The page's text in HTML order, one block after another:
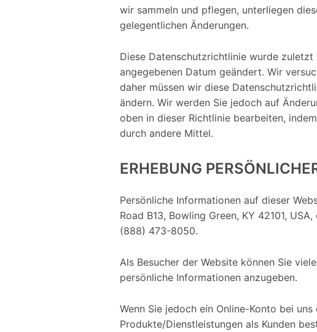
wir sammeln und pflegen, unterliegen
gelegentlichen Änderungen.
Diese Datenschutzrichtlinie wurde
angegebenen Datum geändert. Wir
daher müssen wir diese
ändern. Wir werden Sie jedoch auf
oben in dieser Richtlinie bearbeiten,
durch andere Mittel.
ERHEBUNG
Persönliche Informationen auf dieser
Road B13, Bowling Green, KY 42101,
(888) 473-8050.
Als Besucher der Website können Sie
persönliche Informationen anzugeben.
Wenn Sie jedoch ein Online-Konto bei
Produkte/Dienstleistungen als Kunden